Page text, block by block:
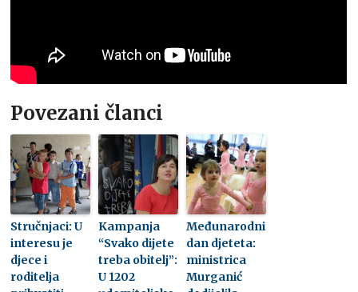
Povezani članci
Stručnjaci: U
interesu je
djece i
roditelja
Kampanja
“Svako dijete
treba obitelj”:
U 1202
Međunarodni
dan djeteta:
ministrica
Murganić